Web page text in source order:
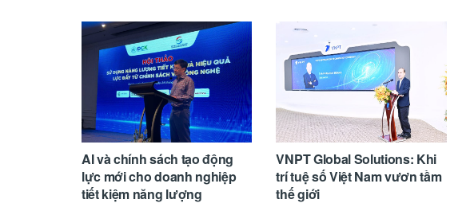
AI và chính sách tạo động
lực mới cho doanh nghiệp
tiết kiệm năng lượng
VNPT Global Solutions: Khi
trí tuệ số Việt Nam vươn tầm
thế giới